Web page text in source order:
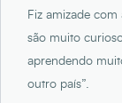
Fiz amizade
são muito
aprendendo
outro país”.